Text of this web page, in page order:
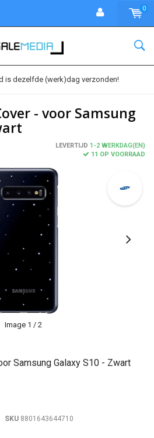
0
is dezelfde (werk)dag verzonden!
- voor Samsung
LEVERTIJD 1-2 WERKDAG(EN)
11 OP VOORRAAD
Image 1 / 2
Samsung Galaxy S10 - Zwart
SKU 8801643644710